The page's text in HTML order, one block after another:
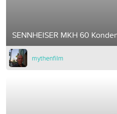
SENNHEISER MKH 60
mythenfilm